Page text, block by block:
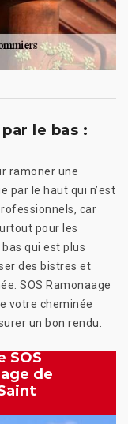
le bas :
ramoner une
par le haut qui n’est
car
pour les
qui est plus
des bistres et
SOS Ramonaage
votre cheminée
un bon rendu.
SOS
de